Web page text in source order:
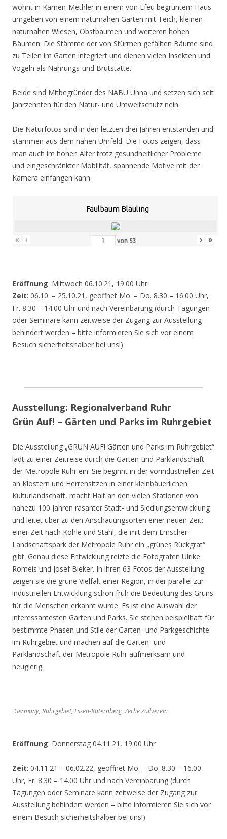
wohnt in Kamen-Methler in einem von Efeu begrüntem Haus
umgeben von einem naturnahen Garten mit Teich, kleinen
naturnahen Wiesen, Obstbäumen und weiteren hohen
Bäumen. Die Stämme der von Stürmen gefällten Bäume sind
zu Teilen im Garten integriert und dienen vielen Insekten und
Vögeln als Nahrungs-und Brutstätte.
Beide sind Mitbegründer des NABU Unna und setzen sich seit
Jahrzehnten für den Natur- und Umweltschutz nein.
Die Naturfotos sind in den letzten drei Jahren entstanden und
stammen aus dem nahen Umfeld. Die Fotos zeigen, dass
man auch im hohen Alter trotz gesundheitlicher Probleme
und eingeschränkter Mobilität, spannende Motive mit der
Kamera einfangen kann.
Faulbaum Bläuling
« ‹ von 53 › »
Eröffnung: Mittwoch 06.10.21, 19.00 Uhr
Zeit: 06.10. – 25.10.21, geöffnet Mo. – Do. 8.30 – 16.00 Uhr,
Fr. 8.30 – 14.00 Uhr und nach Vereinbarung (durch Tagungen
oder Seminare kann zeitweise der Zugang zur Ausstellung
behindert werden – bitte informieren Sie sich vor einem
Besuch sicherheitshalber bei uns!)
Ausstellung: Regionalverband Ruhr
Grün Auf! – Gärten und Parks im Ruhrgebiet
Die Ausstellung „GRÜN AUF! Gärten und Parks im Ruhrgebiet“
lädt zu einer Zeitreise durch die Garten-und Parklandschaft
der Metropole Ruhr ein. Sie beginnt in der vorindustriellen Zeit
an Klöstern und Herrensitzen in einer kleinbäuerlichen
Kulturlandschaft, macht Halt an den vielen Stationen von
nahezu 100 Jahren rasanter Stadt- und Siedlungsentwicklung
und leitet über zu den Anschauungsorten einer neuen Zeit:
einer Zeit nach Kohle und Stahl, die mit dem Emscher
Landschaftspark der Metropole Ruhr ein „grünes Rückgrat“
gibt. Genau diese Entwicklung reizte die Fotografen Ulrike
Romeis und Josef Bieker. In ihren 63 Fotos der Ausstellung
zeigen sie die grüne Vielfalt einer Region, in der parallel zur
industriellen Entwicklung schon früh die Bedeutung des Grüns
für die Menschen erkannt wurde. Es ist eine Auswahl der
interessantesten Gärten und Parks. Sie stehen beispielhaft für
bestimmte Phasen und Stile der Garten- und Parkgeschichte
im Ruhrgebiet und machen auf die Garten- und
Parklandschaft der Metropole Ruhr aufmerksam und
neugierig.
Germany, Ruhrgebiet, Essen-Katernberg, Zeche Zollverein,
Eröffnung: Donnerstag 04.11.21, 19.00 Uhr
Zeit: 04.11.21 – 06.02.22, geöffnet Mo. – Do. 8.30 – 16.00
Uhr, Fr. 8.30 – 14.00 Uhr und nach Vereinbarung (durch
Tagungen oder Seminare kann zeitweise der Zugang zur
Ausstellung behindert werden – bitte informieren Sie sich vor
einem Besuch sicherheitshalber bei uns!)